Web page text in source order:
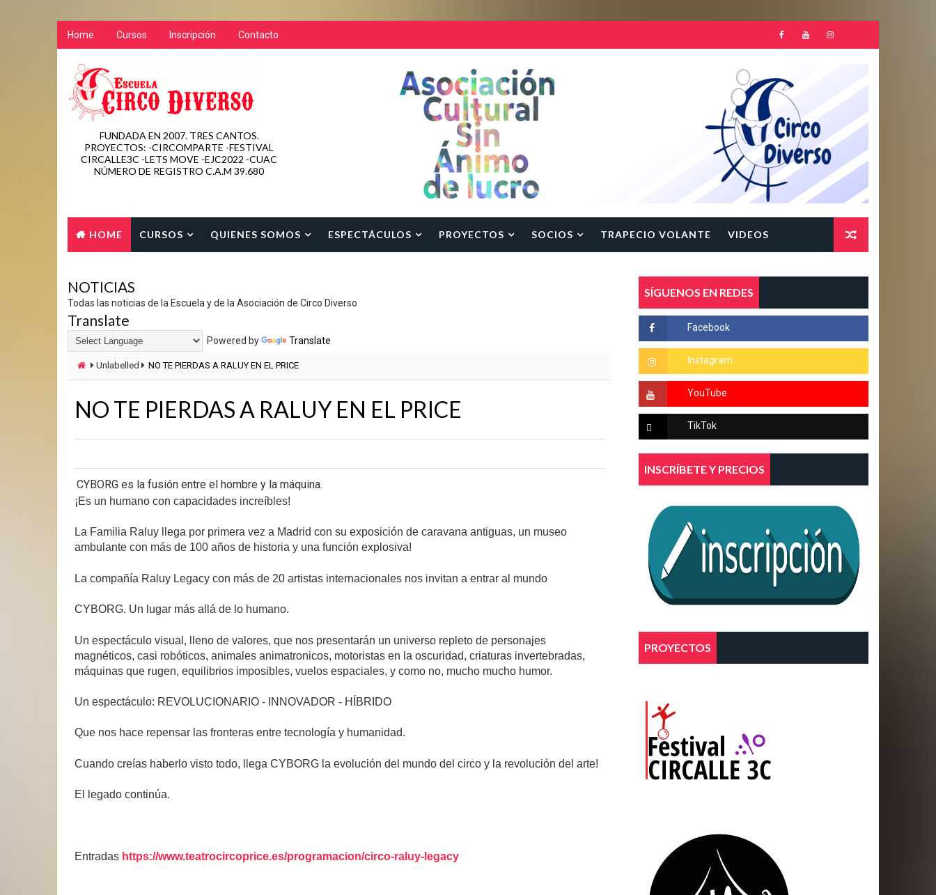
Home Cursos Inscripción Contacto
FUNDADA EN 2007. TRES CANTOS.
PROYECTOS: -CIRCOMPARTE -FESTIVAL
CIRCALLE3C -LETS MOVE -EJC2022 -CUAC
NÚMERO DE REGISTRO C.A.M 39.680
HOME CURSOS QUIENES SOMOS ESPECTÁCULOS PROYECTOS SOCIOS TRAPECIO VOLANTE VIDEOS
NOTICIAS
Todas las noticias de la Escuela y de la Asociación de Circo Diverso
Translate
Powered by Translate
Unlabelled NO TE PIERDAS A RALUY EN EL PRICE
NO TE PIERDAS A RALUY EN EL PRICE
CYBORG es la fusión entre el hombre y la máquina.
¡Es un humano con capacidades increíbles!
La Familia Raluy llega por primera vez a Madrid con su exposición de caravana antiguas, un museo
ambulante con más de 100 años de historia y una función explosiva!
La compañía Raluy Legacy con más de 20 artistas internacionales nos invitan a entrar al mundo
CYBORG. Un lugar más allá de lo humano.
Un espectáculo visual, lleno de valores, que nos presentarán un universo repleto de personajes
magnéticos, casi robóticos, animales animatronicos, motoristas en la oscuridad, criaturas invertebradas,
máquinas que rugen, equilibrios imposibles, vuelos espaciales, y como no, mucho mucho humor.
Un espectáculo: REVOLUCIONARIO - INNOVADOR - HÍBRIDO
Que nos hace repensar las fronteras entre tecnología y humanidad.
Cuando creías haberlo visto todo, llega CYBORG la evolución del mundo del circo y la revolución del arte!
El legado continúa.
Entradas https://www.teatrocircoprice.es/programacion/circo-raluy-legacy
SÍGUENOS EN REDES
INSCRÍBETE Y PRECIOS
PROYECTOS